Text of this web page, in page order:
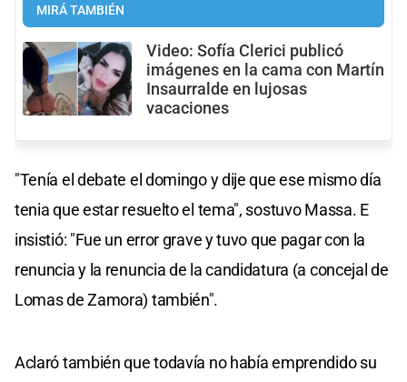
MIRÁ TAMBIÉN
Video: Sofía Clerici publicó
imágenes en la cama con Martín
Insaurralde en lujosas
vacaciones
"Tenía el debate el domingo y dije que ese mismo día
tenia que estar resuelto el tema", sostuvo Massa. E
insistió: "Fue un error grave y tuvo que pagar con la
renuncia y la renuncia de la candidatura (a concejal de
Lomas de Zamora) también".
Aclaró también que todavía no había emprendido su